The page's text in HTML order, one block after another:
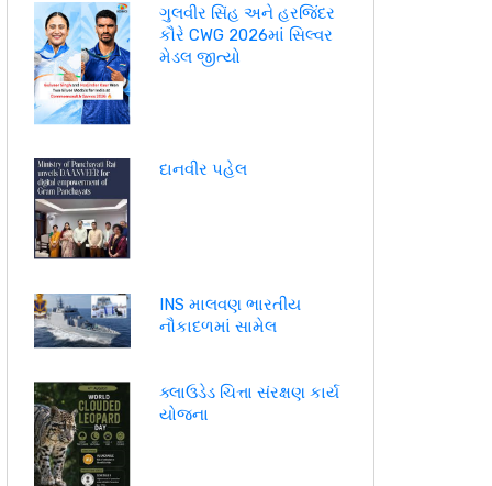
ગુલવીર સિંહ અને હરજિંદર
કૌરે CWG 2026માં સિલ્વર
મેડલ જીત્યો
દાનવીર પહેલ
INS માલવણ ભારતીય
નૌકાદળમાં સામેલ
ક્લાઉડેડ ચિત્તા સંરક્ષણ કાર્ય
યોજના